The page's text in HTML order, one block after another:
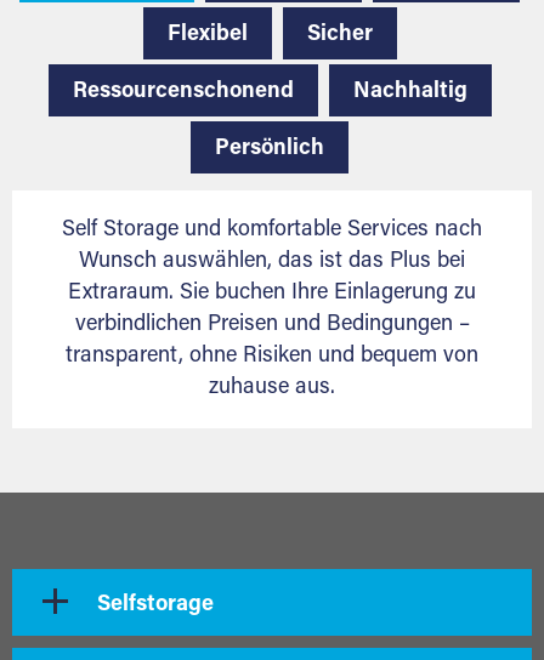
Flexibel Sicher
Ressourcenschonend Nachhaltig
Persönlich
Self Storage und komfortable Services nach
Wunsch auswählen, das ist das Plus bei
Extraraum. Sie buchen Ihre Einlagerung zu
verbindlichen Preisen und Bedingungen –
transparent, ohne Risiken und bequem von
zuhause aus.
Selfstorage